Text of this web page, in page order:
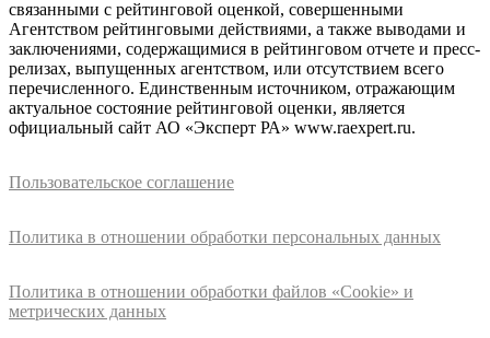
связанными с рейтинговой оценкой, совершенными
Агентством рейтинговыми действиями, а также выводами и
заключениями, содержащимися в рейтинговом отчете и пресс-
релизах, выпущенных агентством, или отсутствием всего
перечисленного. Единственным источником, отражающим
актуальное состояние рейтинговой оценки, является
официальный сайт АО «Эксперт РА» www.raexpert.ru.
Пользовательское соглашение
Политика в отношении обработки персональных данных
Политика в отношении обработки файлов «Cookie» и
метрических данных